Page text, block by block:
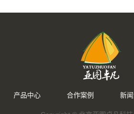
产品中心 合作案例 新